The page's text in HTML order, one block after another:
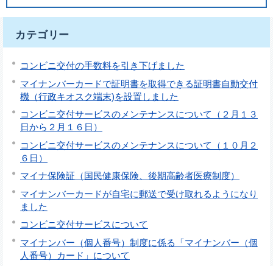
カテゴリー
コンビニ交付の手数料を引き下げました
マイナンバーカードで証明書を取得できる証明書自動交付
機（行政キオスク端末)を設置しました
コンビニ交付サービスのメンテナンスについて（２月１３
日から２月１６日）
コンビニ交付サービスのメンテナンスについて（１０月２
６日）
マイナ保険証（国民健康保険、後期高齢者医療制度）
マイナンバーカードが自宅に郵送で受け取れるようになり
ました
コンビニ交付サービスについて
マイナンバー（個人番号）制度に係る「マイナンバー（個
人番号）カード」について